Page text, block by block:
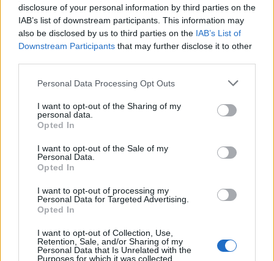
disclosure of your personal information by third parties on the
IAB’s list of downstream participants. This information may
also be disclosed by us to third parties on the IAB’s List of
Downstream Participants that may further disclose it to other
Please note that this website/app uses one or more Google
not limited to your visit or usage behaviour. You may click to
grant or deny consent to Google and its third-party tags to
use your data for below specified purposes in below Google
consent section.
Personal Data Processing Opt Outs
I want to opt-out of the Sharing of my
personal data.
Opted In
I want to opt-out of the Sale of my
Personal Data.
Opted In
I want to opt-out of processing my
Personal Data for Targeted Advertising.
Opted In
I want to opt-out of Collection, Use,
Retention, Sale, and/or Sharing of my
Personal Data that Is Unrelated with the
Purposes for which it was collected.
κλάδου,εφόσον πληρούν τα απαραίτητα τυπικά
και πρόσθετα προσόντα που προβλέπονται στην
προκήρυξη για τους κλάδους αυτούς (π.χ. γίνονται
Οργάνωσης, ΠΕ Εφοριακών ή Δημοσιονομικών
Η αίτηση υποψηφιότητας συμπληρώνεται και
υποβάλλεται αποκλειστικά ηλεκτρονικά μέσω της
ηλεκτρονικής πλατφόρμας υποβολής αιτήσεων της
διεύθυνση:https://forms.aead.gr.
Η προθεσμία υποβολής των ηλεκτρονικών
αιτήσεων συμμετοχής αρχίζει σήμερα Πέμπτη, 22